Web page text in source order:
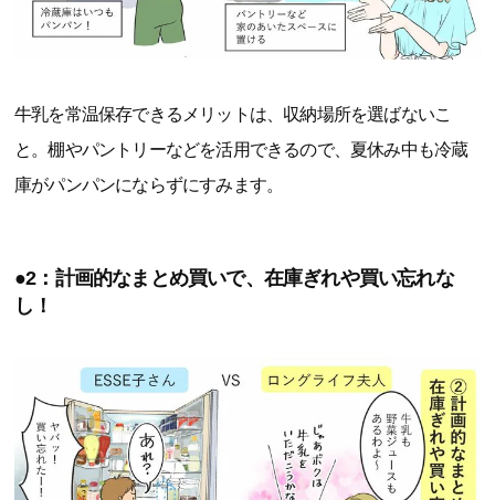
牛乳を常温保存できるメリットは、収納場所を選ばないこ
と。棚やパントリーなどを活用できるので、夏休み中も冷蔵
庫がパンパンにならずにすみます。
●2：計画的なまとめ買いで、在庫ぎれや買い忘れな
し！